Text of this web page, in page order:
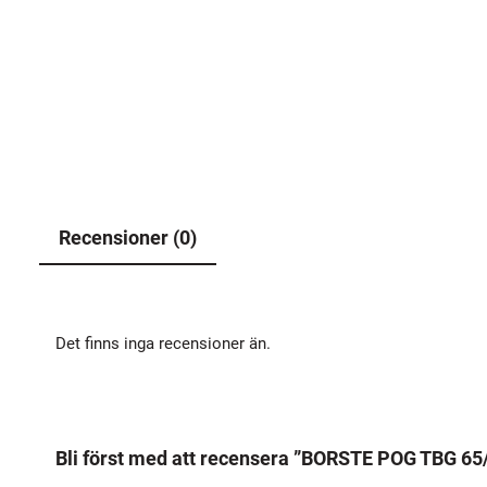
Recensioner (0)
Det finns inga recensioner än.
Bli först med att recensera ”BORSTE POG TBG